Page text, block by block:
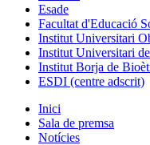
Esade
Facultat d'Educació
Institut Universitari
Institut Universitari
Institut Borja de
ESDI (centre adscrit)
Inici
Sala de premsa
Notícies